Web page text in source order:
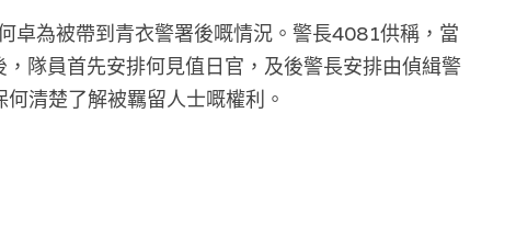
卓為被帶到青衣警署後嘅情況。警長4081供稱，當
隊員首先安排何見值日官，及後警長安排由偵緝警
清楚了解被羈留人士嘅權利。